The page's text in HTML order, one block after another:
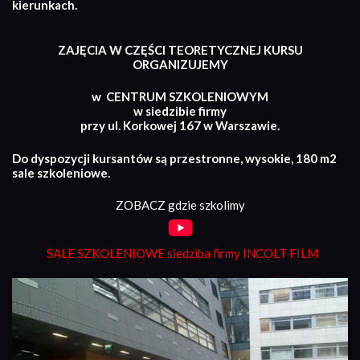
kierunkach.
ZAJĘCIA W CZĘŚCI TEORETYCZNEJ KURSU
ORGANIZUJEMY
w CENTRUM SZKOLENIOWYM
w siedzibie firmy
przy ul. Korkowej 167 w Warszawie.
Do dyspozycji kursantów są przestronne, wysokie, 180 m2
sale szkoleniowe.
ZOBACZ gdzie szkolimy
SALE SZKOLENIOWE siedziba firmy INCOLT FILM